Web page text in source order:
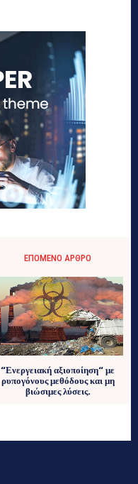
ΕΠΌΜΕΝΟ ΆΡΘΡΟ
“Ενεργειακή αξιοποίηση“ με
ρυπογόνους μεθόδους και μη
βιώσιμες λύσεις.